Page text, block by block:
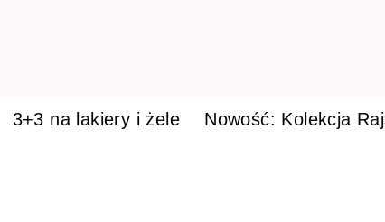
3+3 na lakiery i żele Nowość: Kolekcja